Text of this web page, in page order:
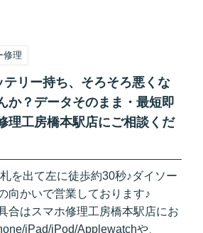
修理
リー持ち、そろそろ悪くな
か？データそのまま・最短即
理工房橋本駅店にご相談くだ
を出て左に徒歩約30秒♪ダイソー
向かいで営業しております♪
合はスマホ修理工房橋本駅店にお
iPad/iPod/Applewatchや、